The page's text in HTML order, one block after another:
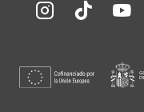
Redes sociales